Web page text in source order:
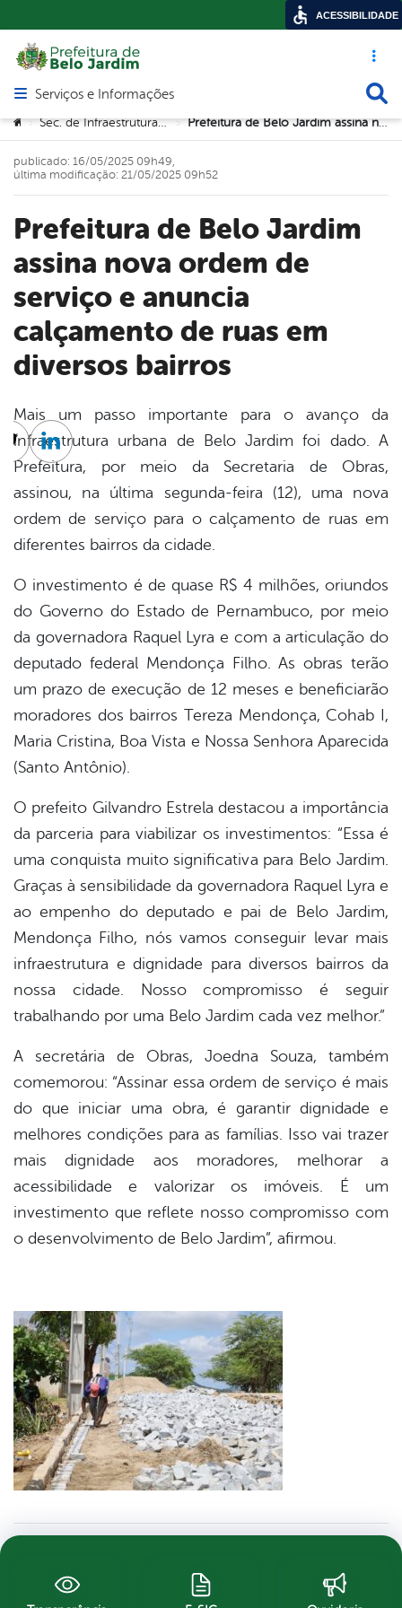
Acesso
Abrir menu principal de navegação
Serviços e Informações
Você está aqui:
> Sec. de Infraestrutura e Urbanismo > Prefeitura de Belo Jardim assina nova ordem de serviço e anuncia calçamento de ruas em diversos bairros
Prefeitura de Belo Jardim
assina nova ordem de
serviço e anuncia
calçamento de ruas em
diversos bairros
publicado: 16/05/2025 09h49,
última modificação: 21/05/2025 09h52
Mais um passo importante para o avanço da
infraestrutura urbana de Belo Jardim foi dado. A
Prefeitura, por meio da Secretaria de Obras,
assinou, na última segunda-feira (12), uma nova
ordem de serviço para o calçamento de ruas em
diferentes bairros da cidade.
O investimento é de quase R$ 4 milhões, oriundos
do Governo do Estado de Pernambuco, por meio
da governadora Raquel Lyra e com a articulação do
deputado federal Mendonça Filho. As obras terão
um prazo de execução de 12 meses e beneficiarão
moradores dos bairros Tereza Mendonça, Cohab I,
Maria Cristina, Boa Vista e Nossa Senhora Aparecida
(Santo Antônio).
O prefeito Gilvandro Estrela destacou a importância
da parceria para viabilizar os investimentos: “Essa é
uma conquista muito significativa para Belo Jardim.
Graças à sensibilidade da governadora Raquel Lyra e
ao empenho do deputado e pai de Belo Jardim,
Mendonça Filho, nós vamos conseguir levar mais
infraestrutura e dignidade para diversos bairros da
nossa cidade. Nosso compromisso é seguir
trabalhando por uma Belo Jardim cada vez melhor.”
A secretária de Obras, Joedna Souza, também
comemorou: “Assinar essa ordem de serviço é mais
do que iniciar uma obra, é garantir dignidade e
melhores condições para as famílias. Isso vai trazer
mais dignidade aos moradores, melhorar a
acessibilidade e valorizar os imóveis. É um
investimento que reflete nosso compromisso com
o desenvolvimento de Belo Jardim”, afirmou.
TwitterLinkedin
ACESSIBILIDADE